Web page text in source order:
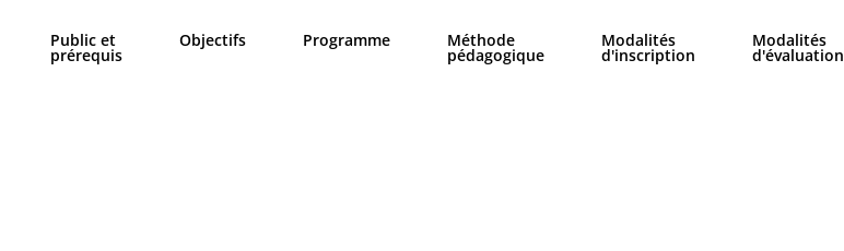
Public et
prérequis
Objectifs​ Programme Méthode
pédagogique
Modalités
d'inscription
Modalités
d'évaluation